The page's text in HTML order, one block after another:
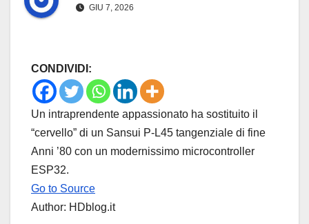
GIU 7, 2026
CONDIVIDI:
Un intraprendente appassionato ha sostituito il
“cervello” di un Sansui P-L45 tangenziale di fine
Anni ’80 con un modernissimo microcontroller
ESP32.
Go to Source
Author: HDblog.it